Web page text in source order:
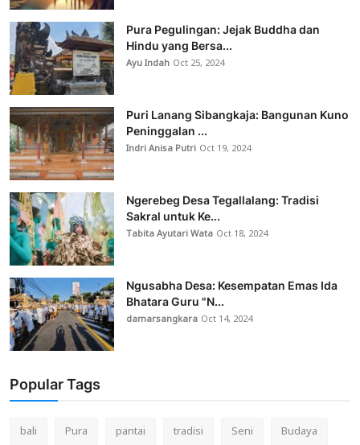
Pura Pegulingan: Jejak Buddha dan
Hindu yang Bersa...
Ayu Indah Oct 25, 2024
Puri Lanang Sibangkaja: Bangunan Kuno
Peninggalan ...
Indri Anisa Putri Oct 19, 2024
Ngerebeg Desa Tegallalang: Tradisi
Sakral untuk Ke...
Tabita Ayutari Wata Oct 18, 2024
Ngusabha Desa: Kesempatan Emas Ida
Bhatara Guru "N...
damarsangkara Oct 14, 2024
Popular Tags
bali Pura pantai tradisi Seni
Budaya